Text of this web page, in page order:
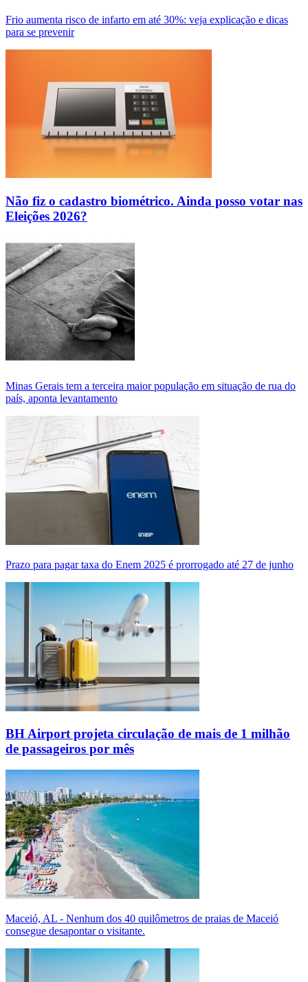
Frio aumenta risco de infarto em até 30%: veja explicação e dicas
para se prevenir
Não fiz o cadastro biométrico. Ainda posso votar nas
Eleições 2026?
Minas Gerais tem a terceira maior população em situação de rua do
país, aponta levantamento
Prazo para pagar taxa do Enem 2025 é prorrogado até 27 de junho
BH Airport projeta circulação de mais de 1 milhão
de passageiros por mês
Maceió, AL - Nenhum dos 40 quilômetros de praias de Maceió
consegue desapontar o visitante.